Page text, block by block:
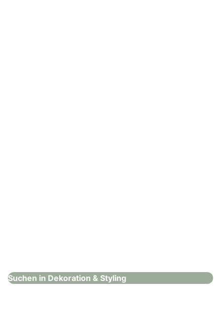
Suchen in Dekoration & Styling